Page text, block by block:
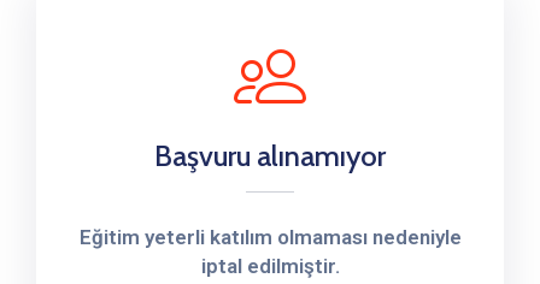
Başvuru alınamıyor
Eğitim yeterli katılım olmaması nedeniyle
iptal edilmiştir.